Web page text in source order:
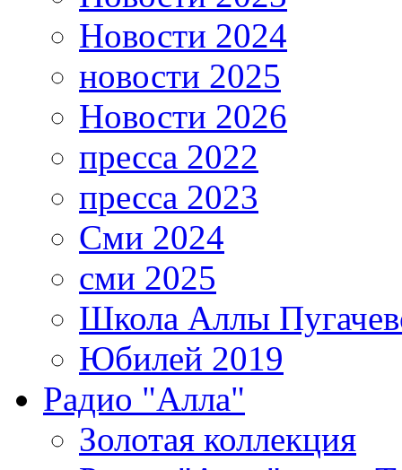
Новости 2024
новости 2025
Новости 2026
пресса 2022
пресса 2023
Сми 2024
сми 2025
Школа Аллы
Юбилей 2019
Радио "Алла"
Золотая коллекция